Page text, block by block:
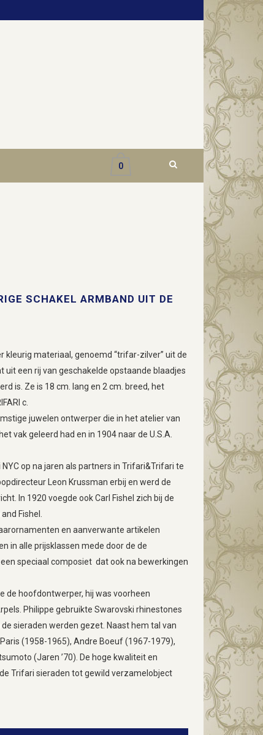
0
SCHAKEL ARMBAND UIT DE
kleurig materiaal, genoemd “trifar-zilver” uit de
uit een rij van geschakelde opstaande blaadjes
is. Ze is 18 cm. lang en 2 cm. breed, het
c.
juwelen ontwerper die in het atelier van
vak geleerd had en in 1904 naar de U.S.A.
op na jaren als partners in Trifari&Trifari te
Leon Krussman erbij en werd de
In 1920 voegde ook Carl Fishel zich bij de
Fishel.
en aanverwante artikelen
in alle prijsklassen mede door de de
speciaal composiet dat ook na bewerkingen
de hoofdontwerper, hij was voorheen
Philippe gebruikte Swarovski rhinestones
sieraden werden gezet. Naast hem tal van
(1958-1965), Andre Boeuf (1967-1979),
(Jaren ’70). De hoge kwaliteit en
Trifari sieraden tot gewild verzamelobject